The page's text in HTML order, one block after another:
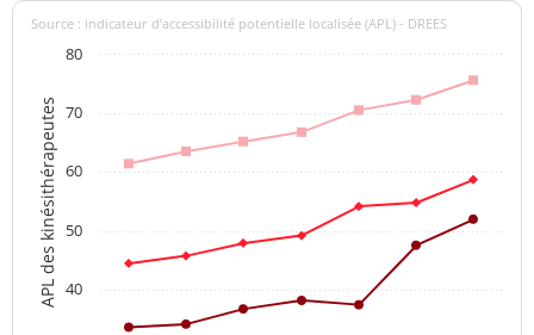
APL des kinésithérapeutes
Source : indicateur d’accessibilité potentielle localisée (APL) - DREES
40
50
60
70
80